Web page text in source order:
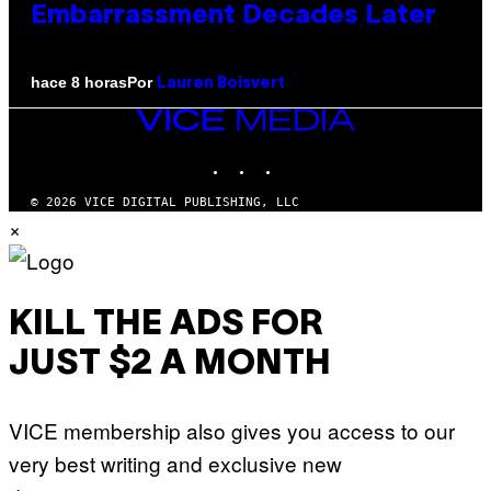
Embarrassment Decades Later
hace 8 horasPor Lauren Boisvert
VICE
MEDIA
© 2026 VICE DIGITAL PUBLISHING, LLC
×
KILL THE ADS FOR
JUST $2 A MONTH
VICE membership also gives you access to our
very best writing and exclusive new